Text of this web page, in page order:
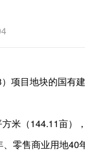
项目地块的国有
米（144.11亩）
零售商业用地40